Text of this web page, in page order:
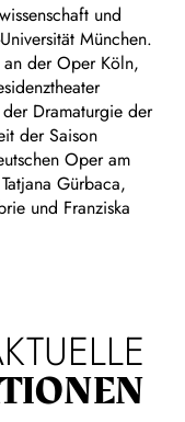
und
München.
an der Oper Köln,
Dramaturgie der
der Saison
Oper am
Gürbaca,
und Franziska